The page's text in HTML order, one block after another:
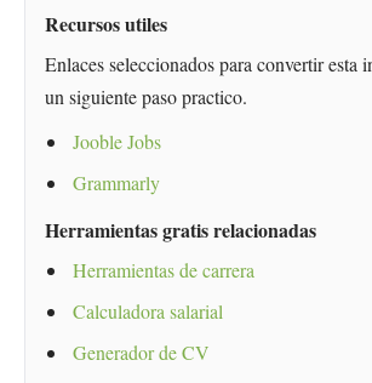
Recursos utiles
Enlaces seleccionados para convertir esta
un siguiente paso practico.
Jooble Jobs
Grammarly
Herramientas gratis relacionadas
Herramientas de carrera
Calculadora salarial
Generador de CV